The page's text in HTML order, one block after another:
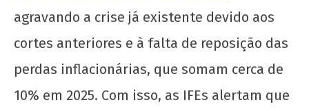
de
maio
de
2025
UJC
agravando a crise já existente devido aos
cortes anteriores e à falta de reposição das
perdas inflacionárias, que somam cerca de
10% em 2025. Com isso, as IFEs alertam que